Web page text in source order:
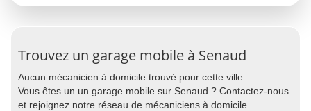
Trouvez un garage mobile à Senaud
Aucun mécanicien à domicile trouvé pour cette ville.
Vous êtes un un garage mobile sur Senaud ? Contactez-nous
et rejoignez notre réseau de mécaniciens à domicile